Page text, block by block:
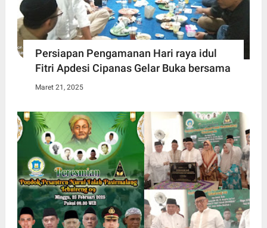
Persiapan Pengamanan Hari raya idul
Fitri Apdesi Cipanas Gelar Buka bersama
Maret 21, 2025